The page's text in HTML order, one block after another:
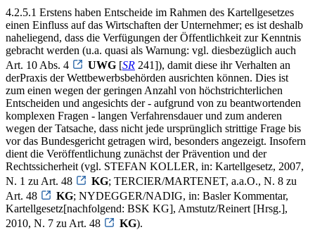
4.2.5.1 Erstens haben Entscheide im Rahmen des Kartellgesetzes
einen Einfluss auf das Wirtschaften der Unternehmer; es ist deshalb
naheliegend, dass die Verfügungen der Öffentlichkeit zur Kenntnis
gebracht werden (u.a. quasi als Warnung: vgl. diesbezüglich auch
Art. 10 Abs. 4
UWG [SR 241]), damit diese ihr Verhalten an
derPraxis der Wettbewerbsbehörden ausrichten können. Dies ist
zum einen wegen der geringen Anzahl von höchstrichterlichen
Entscheiden und angesichts der - aufgrund von zu beantwortenden
komplexen Fragen - langen Verfahrensdauer und zum anderen
wegen der Tatsache, dass nicht jede ursprünglich strittige Frage bis
vor das Bundesgericht getragen wird, besonders angezeigt. Insofern
dient die Veröffentlichung zunächst der Prävention und der
Rechtssicherheit (vgl. STEFAN KOLLER, in: Kartellgesetz, 2007,
N. 1 zu Art. 48
KG; TERCIER/MARTENET, a.a.O., N. 8 zu
Art. 48
KG; NYDEGGER/NADIG, in: Basler Kommentar,
Kartellgesetz[nachfolgend: BSK KG], Amstutz/Reinert [Hrsg.],
2010, N. 7 zu Art. 48
KG).